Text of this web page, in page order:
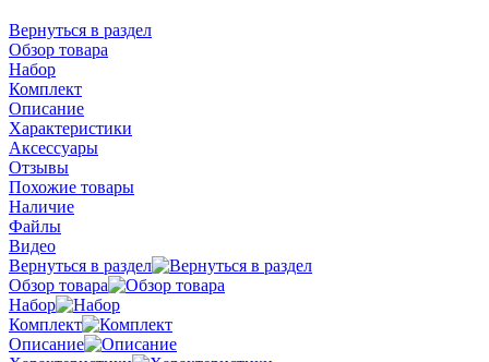
Вернуться в раздел
Обзор товара
Набор
Комплект
Описание
Характеристики
Аксессуары
Отзывы
Похожие товары
Наличие
Файлы
Видео
Вернуться в раздел
Обзор товара
Набор
Комплект
Описание